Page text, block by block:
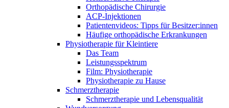
Orthopädische Chirurgie
ACP-Injektionen
Patientenvideos: Tipps für Besitzer:innen
Häufige orthopädische Erkrankungen
Physiotherapie für Kleintiere
Das Team
Leistungsspektrum
Film: Physiotherapie
Physiotherapie zu Hause
Schmerztherapie
Schmerztherapie und Lebensqualität